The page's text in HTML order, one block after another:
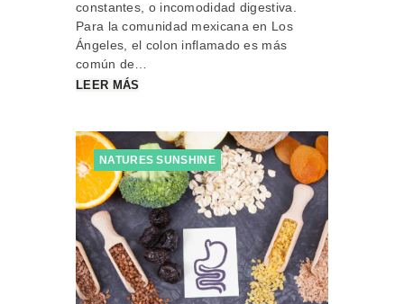
constantes, o incomodidad digestiva.
Para la comunidad mexicana en Los
Ángeles, el colon inflamado es más
común de…
LEER MÁS
NATURES SUNSHINE